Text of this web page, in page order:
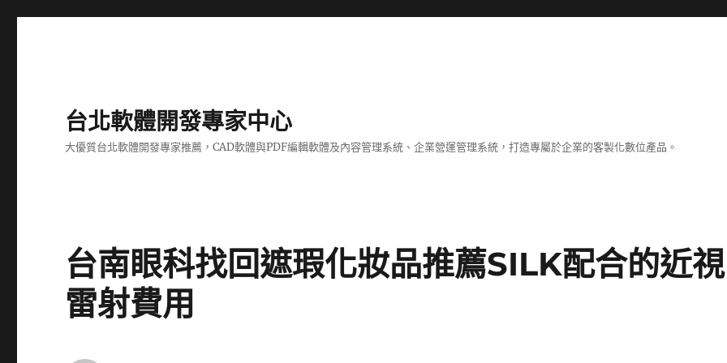
台北軟體開發專家中心
大優質台北軟體開發專家推薦，CAD軟體與PDF編輯軟體及內容管理系統、企業營運管理系統，打造專屬於企業的客製化數位產品。
台南眼科找回遮瑕化妝品推薦SILK配合的近視
雷射費用